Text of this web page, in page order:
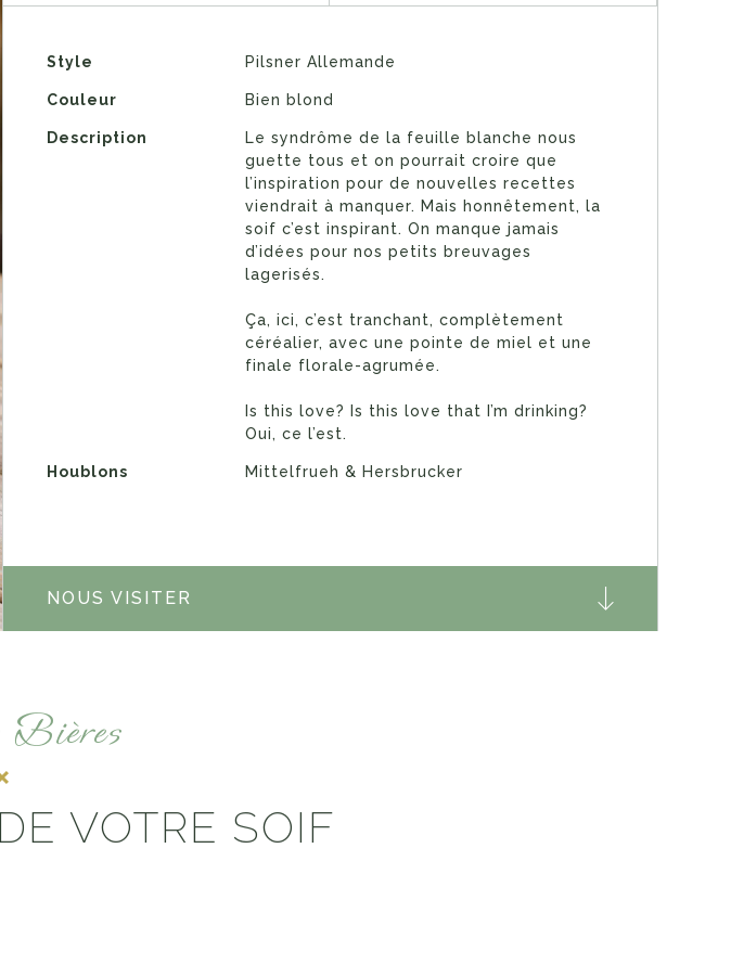
Style Pilsner Allemande
Couleur Bien blond
Description
Le syndrôme de la feuille blanche nous
guette tous et on pourrait croire que
l’inspiration pour de nouvelles recettes
viendrait à manquer. Mais honnêtement, la
soif c’est inspirant. On manque jamais
d’idées pour nos petits breuvages
lagerisés.
Ça, ici, c’est tranchant, complètement
céréalier, avec une pointe de miel et une
finale florale-agrumée.
Is this love? Is this love that I’m drinking?
Oui, ce l’est.
Houblons Mittelfrueh & Hersbrucker
NOUS VISITER
VOTRE SOIF